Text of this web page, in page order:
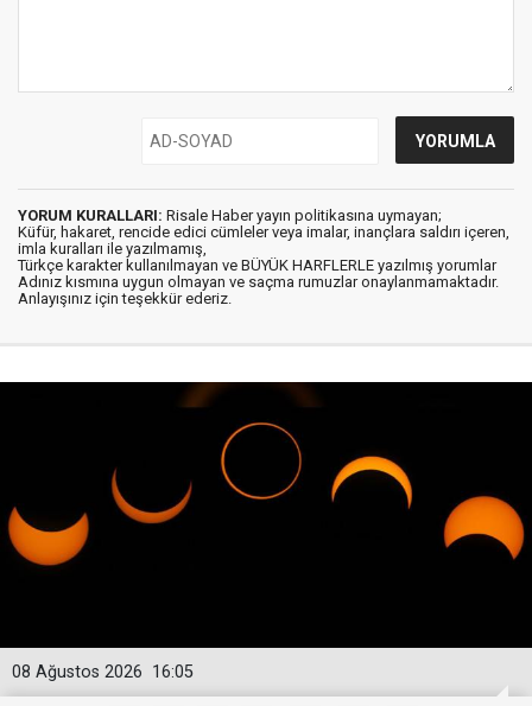
YORUM KURALLARI: Risale Haber yayın politikasına uymayan;
Küfür, hakaret, rencide edici cümleler veya imalar, inançlara saldırı içeren,
imla kuralları ile yazılmamış,
Türkçe karakter kullanılmayan ve BÜYÜK HARFLERLE yazılmış yorumlar
Adınız kısmına uygun olmayan ve saçma rumuzlar onaylanmamaktadır.
Anlayışınız için teşekkür ederiz.
16:05
08 Ağustos 2026